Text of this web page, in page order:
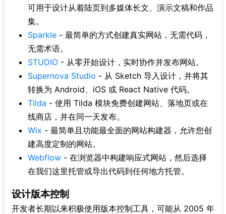
可用于设计从着陆页到多媒体长文、演示文稿和作品
集。
Sparkle - 最简单的方式创建真实网站，无需代码，
无需术语。
STUDIO - 从零开始设计，实时协作并发布网站。
Supernova Studio - 从 Sketch 导入设计，并将其
转换为 Android、iOS 或 React Native 代码。
Tilda - 使用 Tilda 模块免费创建网站、落地页或在
线商店，并在同一天发布。
Wix - 最简单且功能最全面的网站构建器，允许您创
建高度定制的网站。
Webflow - 在浏览器中构建响应式网站，然后选择
在我们这里托管或导出代码到任何地方托管。
设计版本控制
开发者长期以来积极使用版本控制工具，可能从 2005 年